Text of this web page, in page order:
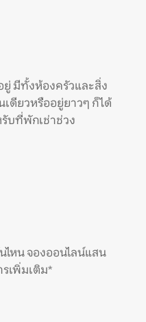
ยู่ มีทั้งห้องครัวและสิ่ง
ดียวหรืออยู่ยาวๆ ก็ได้
บที่พักเช่าช่วง
ไหน จองออนไลน์แสน
เพิ่มเติม*